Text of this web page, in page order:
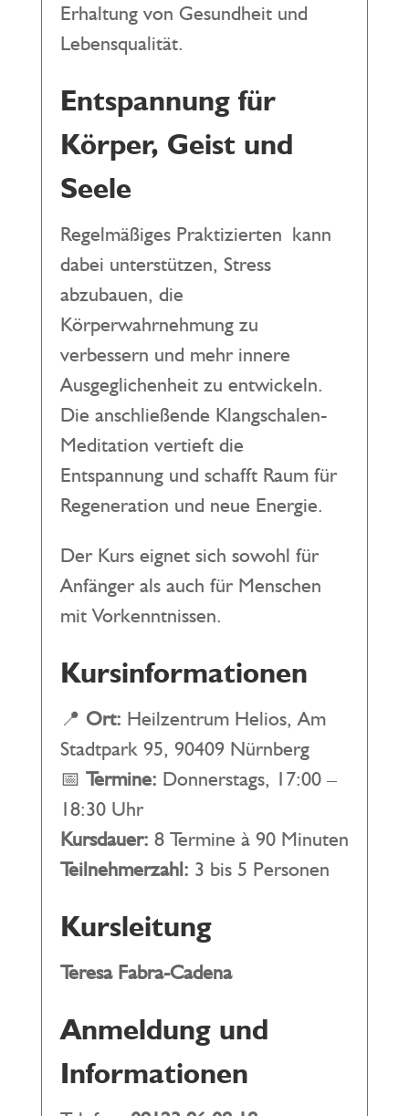
Erhaltung von Gesundheit und
Lebensqualität.
Entspannung für
Körper, Geist und
Seele
Regelmäßiges Praktizierten kann
dabei unterstützen, Stress
abzubauen, die
Körperwahrnehmung zu
verbessern und mehr innere
Ausgeglichenheit zu entwickeln.
Die anschließende Klangschalen-
Meditation vertieft die
Entspannung und schafft Raum für
Regeneration und neue Energie.
Der Kurs eignet sich sowohl für
Anfänger als auch für Menschen
mit Vorkenntnissen.
Kursinformationen
📍 Ort: Heilzentrum Helios, Am
Stadtpark 95, 90409 Nürnberg
📅 Termine: Donnerstags, 17:00 –
18:30 Uhr
Kursdauer: 8 Termine à 90 Minuten
Teilnehmerzahl: 3 bis 5 Personen
Kursleitung
Teresa Fabra-Cadena
Anmeldung und
Informationen